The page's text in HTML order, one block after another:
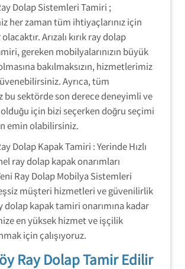
Dolap Sistemleri Tamiri ;
her zaman tüm ihtiyaçlarınız için
Arızalı kırık ray dolap
gereken mobilyalarınızın büyük
bakılmaksızın, hizmetlerimiz
Ayrıca, tüm
bu sektörde son derece deneyimli ve
için bizi seçerken doğru seçimi
emin olabilirsiniz.
Dolap Kapak Tamiri : Yerinde Hızlı
ray dolap kapak onarımları
Ray Dolap Mobilya Sistemleri
müşteri hizmetleri ve güvenilirlik
dolap kapak tamiri onarımına kadar
en yüksek hizmet ve işçilik
için çalışıyoruz.
Ray Dolap Tamir Edilir